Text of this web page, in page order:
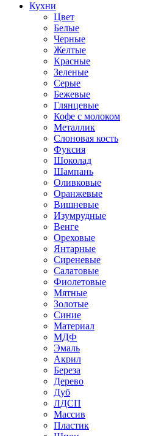
Кухни
Цвет
Белые
Черные
Желтые
Красные
Зеленые
Серые
Бежевые
Глянцевые
Кофе с молоком
Металлик
Слоновая кость
Фуксия
Шоколад
Шампань
Оливковые
Оранжевые
Вишневые
Изумрудные
Венге
Ореховые
Янтарные
Сиреневые
Салатовые
Фиолетовые
Мятные
Золотые
Синие
Материал
МДФ
Эмаль
Акрил
Береза
Дерево
Дуб
ЛДСП
Массив
Пластик